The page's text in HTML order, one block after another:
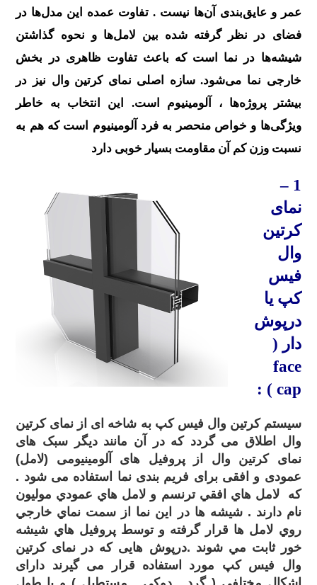
عمر و عایق‌بندی آن‌ها نیست . تفاوت عمده این مدل‌ها در
فضای در نظر گرفته شده بین لامل‌ها و نحوه گذاشتن
شیشه‌ها در نما است که باعث تفاوت ظاهری در بخش
خارجی نما می‌شود. سازه اصلی نمای کرتین وال نیز در
بیشتر پروژه‌ها ، آلومینیوم است. این انتخاب به خاطر
ویژگی‌ها و خواص منحصر به فرد آلومینیوم است که هم به
نسبت وزن کم آن مقاومت بسیار خوبی دارد
1 –
نمای
کرتین
وال
فیس
کپیا
درپوش
دار (
face
cap )
:
سیستم کرتین وال فیس کپ به شاخه ای از نمای کرتین
وال اطلاق می گردد که در آن مانند دیگر سبک های
نمای کرتین وال از پروفیل های آلومینیومی (لامل)
عمودی و افقی برای فریم بندی نما استفاده می شود .
که لامل هاي افقي ترنسم و لامل هاي عمودي موليون
نام دارند . شيشه ها در اين نما از سمت نماي خارجي
روي لامل ها قرار گرفته و توسط پروفيل هاي شيشه
خور ثابت مي شوند .درپوش هایی که در نمای کرتین
وال فیس کپ مورد استفاده قرار می گیرند دارای